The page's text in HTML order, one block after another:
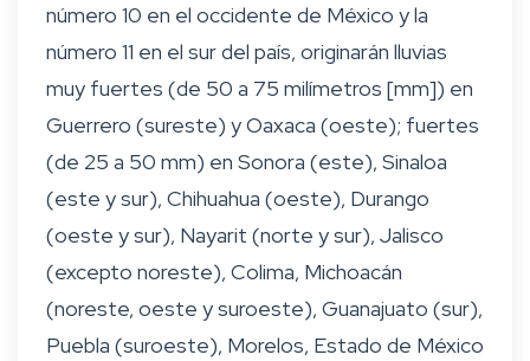
número 10 en el occidente de México y la
número 11 en el sur del país, originarán lluvias
muy fuertes (de 50 a 75 milímetros [mm]) en
Guerrero (sureste) y Oaxaca (oeste); fuertes
(de 25 a 50 mm) en Sonora (este), Sinaloa
(este y sur), Chihuahua (oeste), Durango
(oeste y sur), Nayarit (norte y sur), Jalisco
(excepto noreste), Colima, Michoacán
(noreste, oeste y suroeste), Guanajuato (sur),
Puebla (suroeste), Morelos, Estado de México